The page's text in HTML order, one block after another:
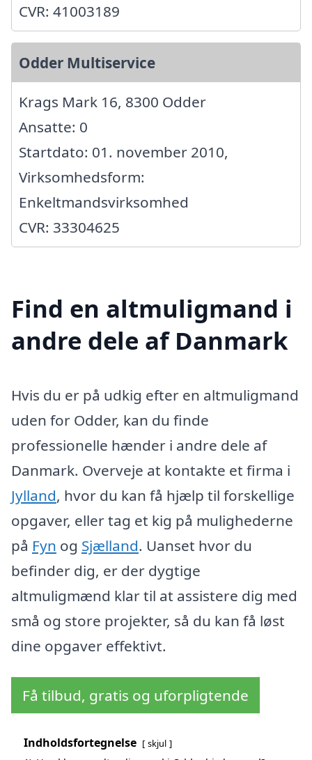
CVR: 41003189
Odder Multiservice
Krags Mark 16, 8300 Odder
Ansatte: 0
Startdato: 01. november 2010,
Virksomhedsform:
Enkeltmandsvirksomhed
CVR: 33304625
Find en altmuligmand i
andre dele af Danmark
Hvis du er på udkig efter en altmuligmand
uden for Odder, kan du finde
professionelle hænder i andre dele af
Danmark. Overveje at kontakte et firma i
Jylland, hvor du kan få hjælp til forskellige
opgaver, eller tag et kig på mulighederne
på Fyn og Sjælland. Uanset hvor du
befinder dig, er der dygtige
altmuligmænd klar til at assistere dig med
små og store projekter, så du kan få løst
dine opgaver effektivt.
Få tilbud, gratis og uforpligtende
Indholdsfortegnelse skjul